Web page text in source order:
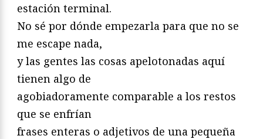
estación terminal.
No sé por dónde empezarla para que no se
me escape nada,
y las gentes las cosas apelotonadas aquí
tienen algo de
agobiadoramente comparable a los restos
que se enfrían
frases enteras o adjetivos de una pequeña